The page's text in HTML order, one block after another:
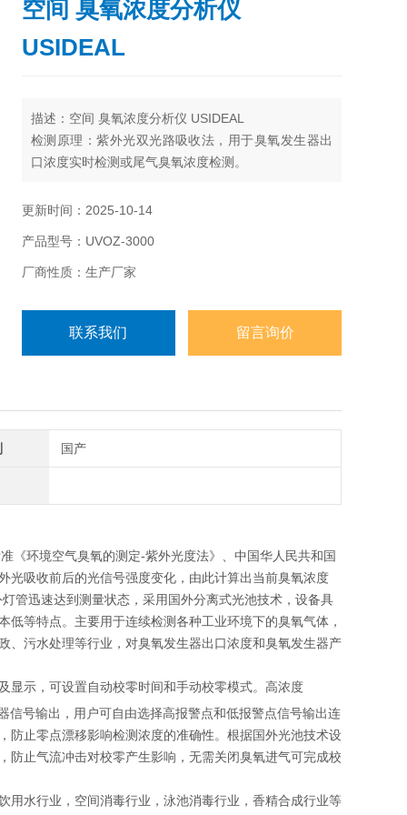
空间 臭氧浓度分析仪
USIDEAL
描述：空间 臭氧浓度分析仪 USIDEAL
检测原理：紫外光双光路吸收法，用于臭氧发生器出
口浓度实时检测或尾气臭氧浓度检测。
产品特点：可连续运行自动校零，保证检测浓度的稳
产品品牌：USIDEAL 工艺：ZL 2017 2 0109915.5
更新时间：2025-10-14
产品型号：UVOZ-3000
厂商性质：生产厂家
联系我们 留言询价
国产
环境空气臭氧的测定-紫外光度法》、中国华人民共和国
光吸收前后的光信号强度变化，由此计算出当前臭氧浓度
管迅速达到测量状态，采用国外分离式光池技术，设备具
等特点。主要用于连续检测各种工业环境下的臭氧气体，
、污水处理等行业，对臭氧发生器出口浓度和臭氧发生器产
显示，可设置自动校零时间和手动校零模式。高浓度
号输出，用户可自由选择高报警点和低报警点信号输出连
防止零点漂移影响检测浓度的准确性。根据国外光池技术设
防止气流冲击对校零产生影响，无需关闭臭氧进气可完成校
用水行业，空间消毒行业，泳池消毒行业，香精合成行业等